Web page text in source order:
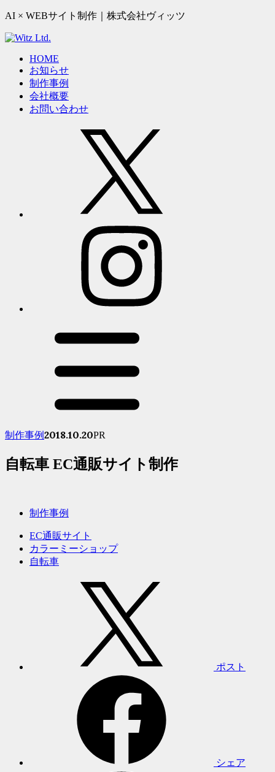
AI × WEBサイト制作｜株式会社ヴィッツ
HOME
お知らせ
制作事例
会社概要
お問い合わせ
制作事例2018.10.20PR
自転車 EC通販サイト制作
制作事例
EC通販サイト
カラーミーショップ
自転車
ポスト
シェア